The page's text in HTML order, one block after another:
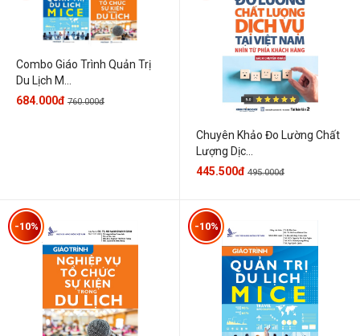
Combo Giáo Trình Quản Trị
Du Lịch M...
684.000đ 760.000đ
Chuyên Khảo Đo Lường Chất
Lượng Dịc...
445.500đ 495.000đ
-10% -10%